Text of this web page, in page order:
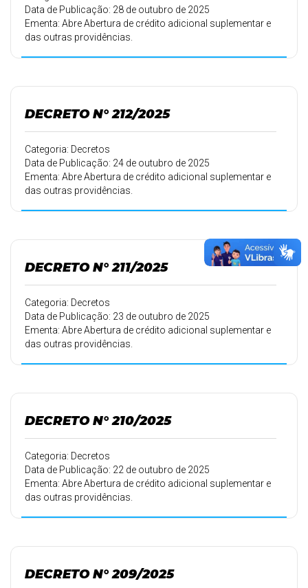
Data de Publicação: 28 de outubro de 2025
Ementa: Abre Abertura de crédito adicional suplementar e
das outras providências.
DECRETO N° 212/2025
Categoria: Decretos
Data de Publicação: 24 de outubro de 2025
Ementa: Abre Abertura de crédito adicional suplementar e
das outras providências.
DECRETO N° 211/2025
Categoria: Decretos
Data de Publicação: 23 de outubro de 2025
Ementa: Abre Abertura de crédito adicional suplementar e
das outras providências.
DECRETO N° 210/2025
Categoria: Decretos
Data de Publicação: 22 de outubro de 2025
Ementa: Abre Abertura de crédito adicional suplementar e
das outras providências.
DECRETO N° 209/2025